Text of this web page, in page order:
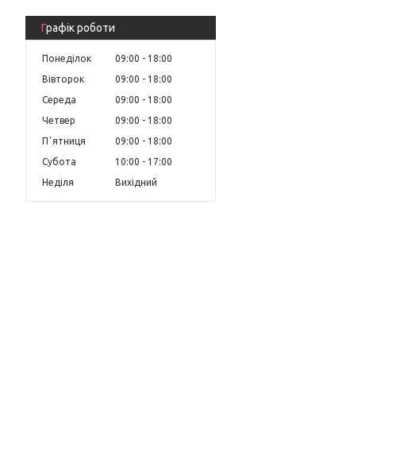
Графік роботи
Понеділок 09:00
18:00
Вівторок
09:00
18:00
Середа
09:00
18:00
Четвер
09:00
18:00
Пʼятниця
09:00
18:00
Субота
10:00
17:00
Неділя
Вихідний